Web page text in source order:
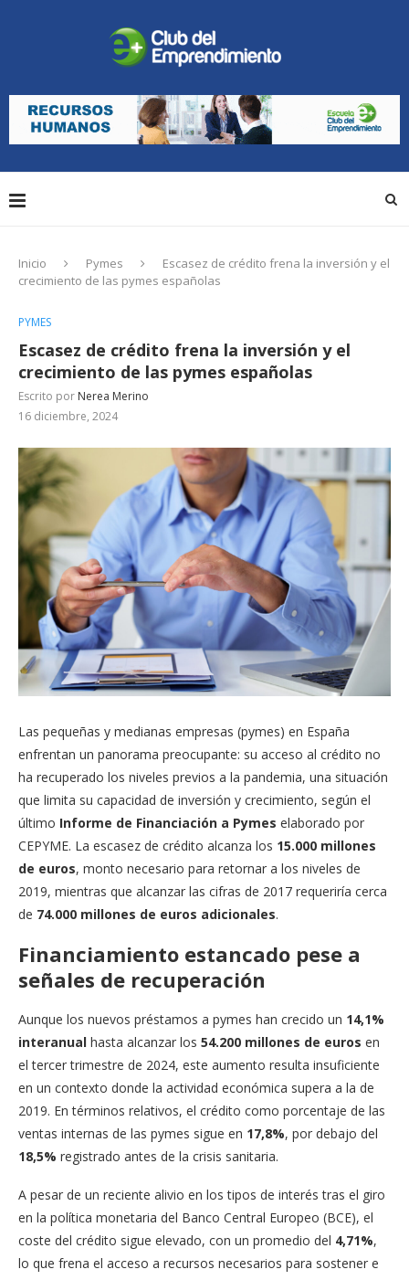
Inicio Pymes
Escasez de crédito frena la inversión y el
crecimiento de las pymes españolas
PYMES
Escasez de crédito frena la inversión y el
crecimiento de las pymes españolas
Escrito por Nerea Merino
16 diciembre, 2024
Las pequeñas y medianas empresas (pymes) en España
enfrentan un panorama preocupante: su acceso al crédito no
ha recuperado los niveles previos a la pandemia, una situación
que limita su capacidad de inversión y crecimiento, según el
último Informe de Financiación a Pymes elaborado por
CEPYME. La escasez de crédito alcanza los 15.000 millones
de euros, monto necesario para retornar a los niveles de
2019, mientras que alcanzar las cifras de 2017 requeriría cerca
de 74.000 millones de euros adicionales.
Financiamiento estancado pese a
señales de recuperación
Aunque los nuevos préstamos a pymes han crecido un 14,1%
interanual hasta alcanzar los 54.200 millones de euros en
el tercer trimestre de 2024, este aumento resulta insuficiente
en un contexto donde la actividad económica supera a la de
2019. En términos relativos, el crédito como porcentaje de las
ventas internas de las pymes sigue en 17,8%, por debajo del
18,5% registrado antes de la crisis sanitaria.
A pesar de un reciente alivio en los tipos de interés tras el giro
en la política monetaria del Banco Central Europeo (BCE), el
coste del crédito sigue elevado, con un promedio del 4,71%,
lo que frena el acceso a recursos necesarios para sostener e